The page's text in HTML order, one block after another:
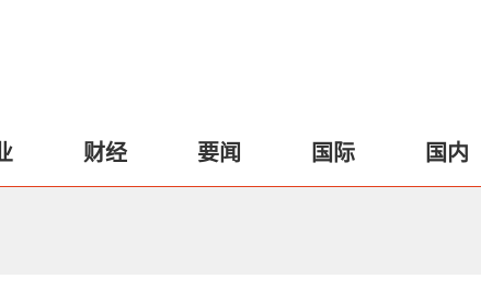
财经 要闻 国际 国内